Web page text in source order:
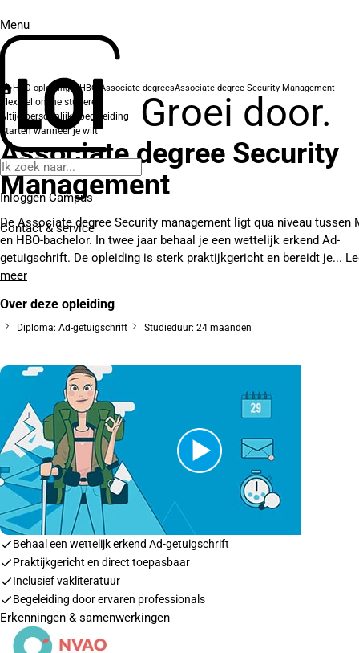
Menu
Groei door.
Inloggen Campus
Contact& service
HBO-opleidingenHBO Associate degreesAssociate degree Security Management
Flexibel online studeren
Altijd persoonlijke begeleiding
Starten wanneer je wilt
Associate degree Security
Management
De Associate degree Security management ligt qua niveau tussen
en HBO-bachelor. In twee jaar behaal je een wettelijk erkend Ad-
getuigschrift. De opleiding is sterk praktijkgericht en bereidt je...
meer
Over deze opleiding
Diploma: Ad-getuigschrift Studieduur: 24 maanden
Behaal een wettelijk erkend Ad-getuigschrift
Praktijkgericht en direct toepasbaar
Inclusief vakliteratuur
Begeleiding door ervaren professionals
Erkenningen & samenwerkingen